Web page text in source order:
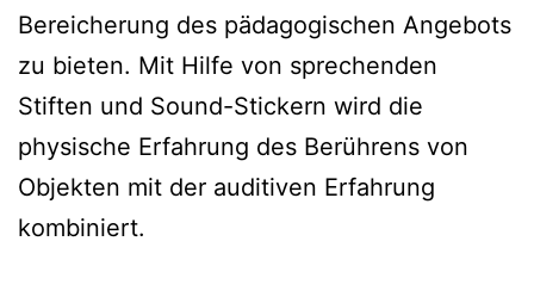
Bereicherung des pädagogischen Angebots
zu bieten. Mit Hilfe von sprechenden
Stiften und Sound-Stickern wird die
physische Erfahrung des Berührens von
Objekten mit der auditiven Erfahrung
kombiniert.